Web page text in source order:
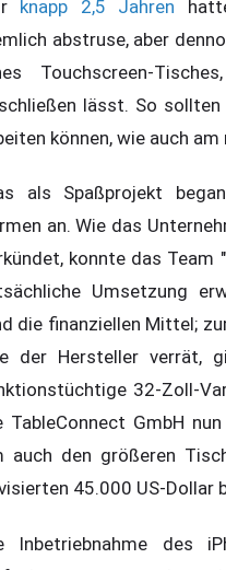
knapp 2,5 Jahren
abstruse, aber
Touchscreen-
lässt. So
können, wie auch am
als Spaßprojekt
an. Wie das
konnte das Team
Umsetzung
die finanziellen Mittel;
der Hersteller verrät,
32-Zoll-
TableConnect GmbH nun
auch den größeren
45.000 US-Dollar
Inbetriebnahme des